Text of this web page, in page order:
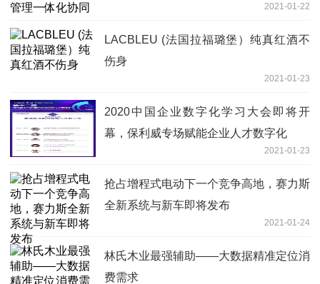
2021-01-22
LACBLEU (法国拉福璐堡）纯真红酒不
伤身
2021-01-23
2020中国企业数字化学习大会即将开
幕，保利威专场赋能企业人才数字化
2021-01-23
抢占增程式电动下一个竞争高地，赛力斯
全新系统与新车即将发布
2021-01-24
林氏木业最强辅助——大数据精准定位消
费需求